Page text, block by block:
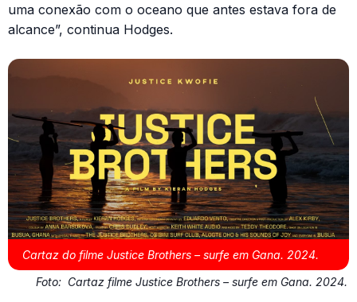
uma conexão com o oceano que antes estava fora de
alcance”, continua Hodges.
Cartaz do filme Justice Brothers – surfe em Gana. 2024.
Foto: Cartaz filme Justice Brothers – surfe em Gana. 2024.